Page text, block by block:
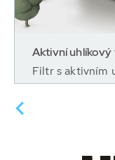
Aktivní uhlíkový
Filtr s aktivním